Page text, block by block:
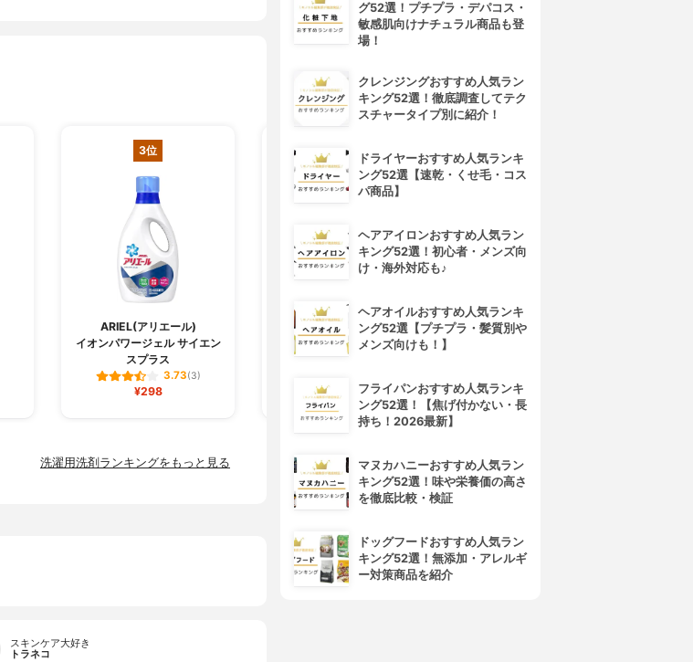
3位
ARIEL(アリエール)
イオンパワージェル サイエン
スプラス
3.73(3)
¥298
4位
Attack(アタック)
ウルトラアタックネオ
Attack(アタック)
洗濯用洗剤ランキングをもっと見る
スキンケア大好き
トラネコ
グ52選！プチプラ・デパコス・
敏感肌向けナチュラル商品も登
場！
クレンジングおすすめ人気ラン
キング52選！徹底調査してテク
スチャータイプ別に紹介！
ドライヤーおすすめ人気ランキ
ング52選【速乾・くせ毛・コス
パ商品】
ヘアアイロンおすすめ人気ラン
キング52選！初心者・メンズ向
け・海外対応も♪
ヘアオイルおすすめ人気ランキ
ング52選【プチプラ・髪質別や
メンズ向けも！】
フライパンおすすめ人気ランキ
ング52選！【焦げ付かない・長
持ち！2026最新】
マヌカハニーおすすめ人気ラン
キング52選！味や栄養価の高さ
を徹底比較・検証
ドッグフードおすすめ人気ラン
キング52選！無添加・アレルギ
ー対策商品を紹介